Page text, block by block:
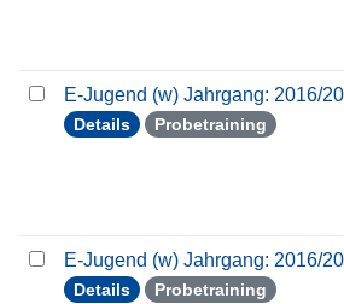
E-Jugend (w) Jahrgang: 2016/
Details Probetraining
E-Jugend (w) Jahrgang: 2016/
Details Probetraining